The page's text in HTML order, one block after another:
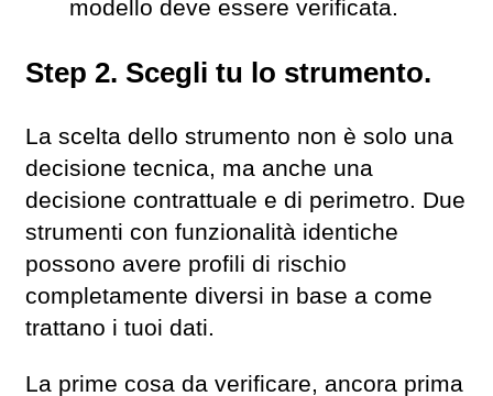
modello deve essere verificata.
Step 2. Scegli tu lo strumento.
La scelta dello strumento non è solo una
decisione tecnica, ma anche una
decisione contrattuale e di perimetro. Due
strumenti con funzionalità identiche
possono avere profili di rischio
completamente diversi in base a come
trattano i tuoi dati.
La prime cosa da verificare, ancora prima